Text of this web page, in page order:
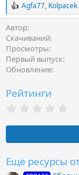
Р
е
а
к
ц
и
и
:
Agfa77, Kolpacek
Автор
Скачиваний
Просмотры
Первый выпуск
Обновление
Рейтинги
0
з
ё
з
Ещё ресурсы